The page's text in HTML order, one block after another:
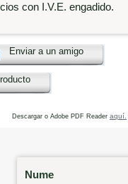
con I.V.E. engadido.
Enviar a un amigo
Descargar o Adobe PDF Reader aquí.
Nume